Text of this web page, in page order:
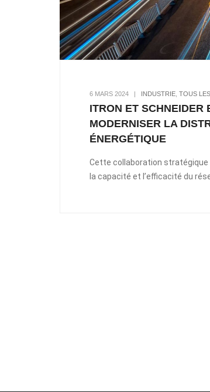
6 MARS 2024 | INDUSTRIE TOUS
ITRON ET SCHNEIDER
MODERNISER LA
ÉNERGÉTIQUE
Cette collaboration stratégique
la capacité et l’efficacité du